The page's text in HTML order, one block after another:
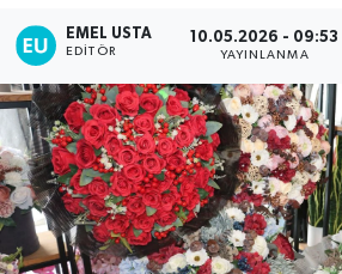
EMEL USTA
EDITÖR
10.05.2026 - 09:53
YAYINLANMA